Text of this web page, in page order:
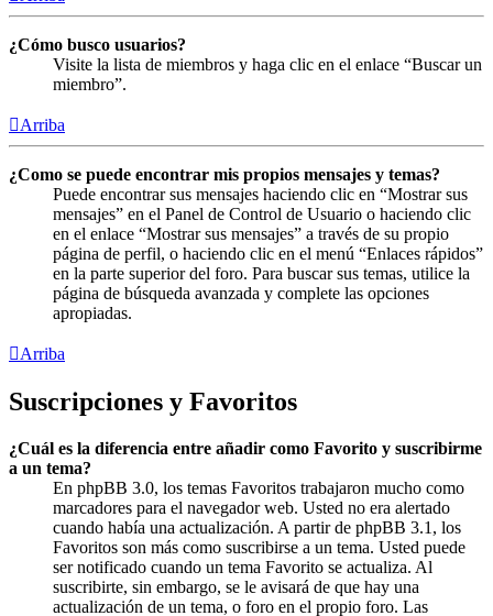
¿Cómo busco usuarios?
Visite la lista de miembros y haga clic en el enlace “Buscar un
miembro”.
Arriba
¿Como se puede encontrar mis propios mensajes y temas?
Puede encontrar sus mensajes haciendo clic en “Mostrar sus
mensajes” en el Panel de Control de Usuario o haciendo clic
en el enlace “Mostrar sus mensajes” a través de su propio
página de perfil, o haciendo clic en el menú “Enlaces rápidos”
en la parte superior del foro. Para buscar sus temas, utilice la
página de búsqueda avanzada y complete las opciones
apropiadas.
Arriba
Suscripciones y Favoritos
¿Cuál es la diferencia entre añadir como Favorito y suscribirme
a un tema?
En phpBB 3.0, los temas Favoritos trabajaron mucho como
marcadores para el navegador web. Usted no era alertado
cuando había una actualización. A partir de phpBB 3.1, los
Favoritos son más como suscribirse a un tema. Usted puede
ser notificado cuando un tema Favorito se actualiza. Al
suscribirte, sin embargo, se le avisará de que hay una
actualización de un tema, o foro en el propio foro. Las